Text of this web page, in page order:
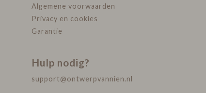
Algemene voorwaarden
Privacy en cookies
Garantie
Hulp nodig?
support@ontwerpvannien.nl